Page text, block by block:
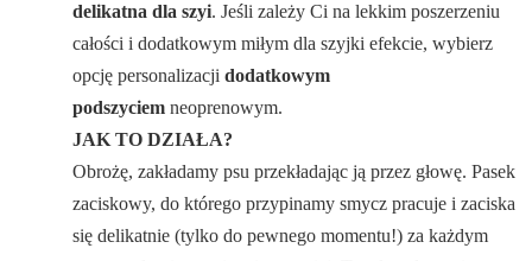
delikatna dla szyi. Jeśli zależy Ci na lekkim poszerzeniu
całości i dodatkowym miłym dla szyjki efekcie, wybierz
opcję personalizacjidodatkowym
podszyciem neoprenowym.
JAK TO DZIAŁA?
Obrożę, zakładamy psu przekładając ją przez głowę. Pasek
zaciskowy, do którego przypinamy smycz pracuje i zaciska
się delikatnie (tylko do pewnego momentu!) za każdym